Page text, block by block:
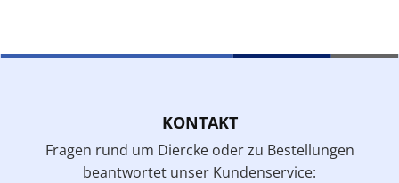
KONTAKT
Fragen rund um Diercke oder zu Bestellungen
beantwortet unser Kundenservice: